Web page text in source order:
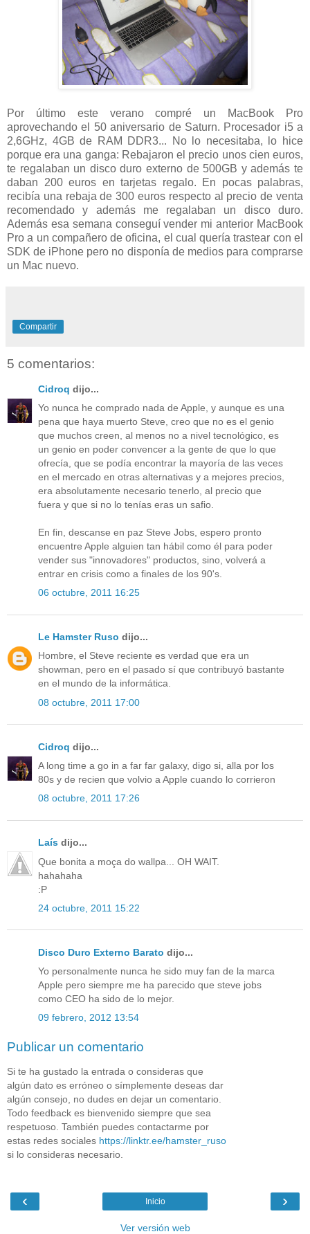
Por último este verano compré un MacBook Pro
aprovechando el 50 aniversario de Saturn. Procesador i5 a
2,6GHz, 4GB de RAM DDR3... No lo necesitaba, lo hice
porque era una ganga: Rebajaron el precio unos cien euros,
te regalaban un disco duro externo de 500GB y además te
daban 200 euros en tarjetas regalo. En pocas palabras,
recibía una rebaja de 300 euros respecto al precio de venta
recomendado y además me regalaban un disco duro.
Además esa semana conseguí vender mi anterior MacBook
Pro a un compañero de oficina, el cual quería trastear con el
SDK de iPhone pero no disponía de medios para comprarse
un Mac nuevo.
Compartir
5 comentarios:
Cidroq dijo...
Yo nunca he comprado nada de Apple, y aunque es una
pena que haya muerto Steve, creo que no es el genio
que muchos creen, al menos no a nivel tecnológico, es
un genio en poder convencer a la gente de que lo que
ofrecía, que se podía encontrar la mayoría de las veces
en el mercado en otras alternativas y a mejores precios,
era absolutamente necesario tenerlo, al precio que
fuera y que si no lo tenías eras un safio.
En fin, descanse en paz Steve Jobs, espero pronto
encuentre Apple alguien tan hábil como él para poder
vender sus "innovadores" productos, sino, volverá a
entrar en crisis como a finales de los 90's.
06 octubre, 2011 16:25
Le Hamster Ruso dijo...
Hombre, el Steve reciente es verdad que era un
showman, pero en el pasado sí que contribuyó bastante
en el mundo de la informática.
08 octubre, 2011 17:00
Cidroq dijo...
A long time a go in a far far galaxy, digo si, alla por los
80s y de recien que volvio a Apple cuando lo corrieron
08 octubre, 2011 17:26
Laís dijo...
Que bonita a moça do wallpa... OH WAIT.
hahahaha
:P
24 octubre, 2011 15:22
Disco Duro Externo Barato dijo...
Yo personalmente nunca he sido muy fan de la marca
Apple pero siempre me ha parecido que steve jobs
como CEO ha sido de lo mejor.
09 febrero, 2012 13:54
Publicar un comentario
Si te ha gustado la entrada o consideras que
algún dato es erróneo o símplemente deseas dar
algún consejo, no dudes en dejar un comentario.
Todo feedback es bienvenido siempre que sea
respetuoso. También puedes contactarme por
estas redes sociales https://linktr.ee/hamster_ruso
si lo consideras necesario.
‹ ›
Inicio
Ver versión web